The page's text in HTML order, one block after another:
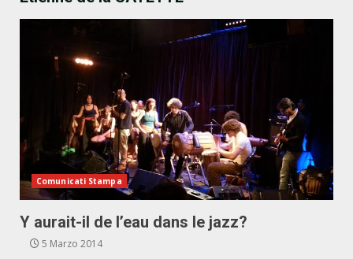
Comunicati Stampa
Y aurait-il de l’eau dans le jazz?
5 Marzo 2014